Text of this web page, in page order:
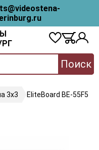
Поиск
3х3 EliteBoard BE-55F5